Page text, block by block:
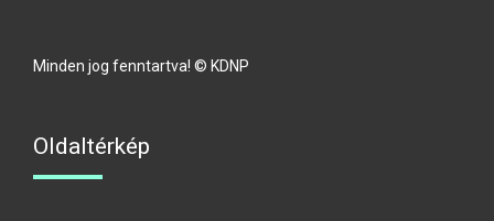
Minden jog fenntartva! © KDNP
Oldaltérkép